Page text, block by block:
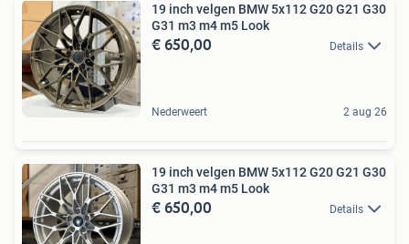
19 inch velgen BMW 5x112 G20 G21 G30
G31 m3 m4 m5 Look
€ 650,00 Details
Nederweert 2 aug 26
19 inch velgen BMW 5x112 G20 G21 G30
G31 m3 m4 m5 Look
€ 650,00 Details